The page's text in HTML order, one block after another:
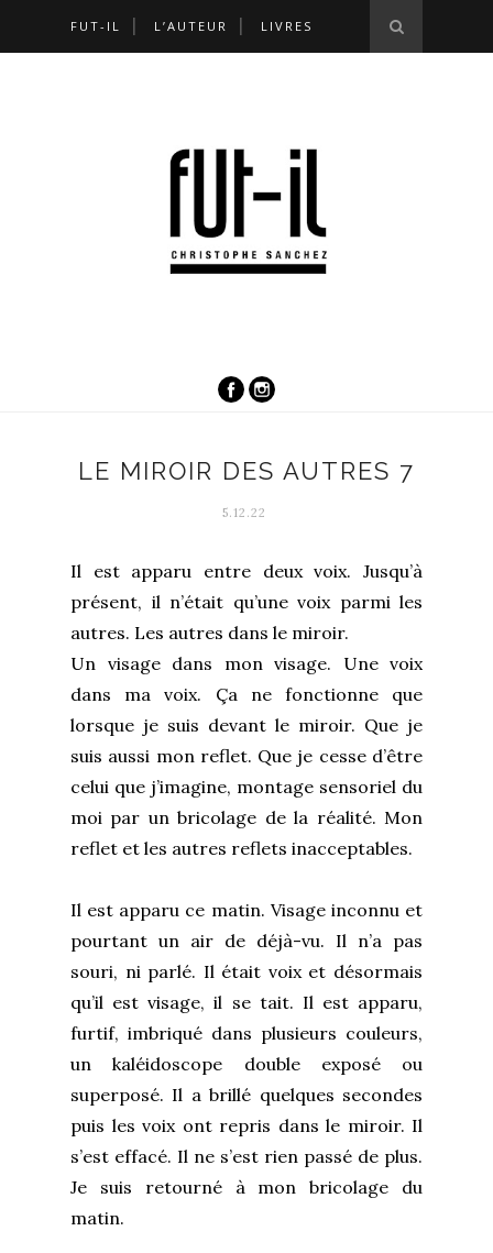
FUT-IL L’AUTEUR LIVRES
LE MIROIR DES AUTRES 7
5.12.22
Il est apparu entre deux voix. Jusqu’à
présent, il n’était qu’une voix parmi les
autres. Les autres dans le miroir.
Un visage dans mon visage. Une voix
dans ma voix. Ça ne fonctionne que
lorsque je suis devant le miroir. Que je
suis aussi mon reflet. Que je cesse d’être
celui que j’imagine, montage sensoriel du
moi par un bricolage de la réalité. Mon
reflet et les autres reflets inacceptables.
Il est apparu ce matin. Visage inconnu et
pourtant un air de déjà-vu. Il n’a pas
souri, ni parlé. Il était voix et désormais
qu’il est visage, il se tait. Il est apparu,
furtif, imbriqué dans plusieurs couleurs,
un kaléidoscope double exposé ou
superposé. Il a brillé quelques secondes
puis les voix ont repris dans le miroir. Il
s’est effacé. Il ne s’est rien passé de plus.
Je suis retourné à mon bricolage du
matin.